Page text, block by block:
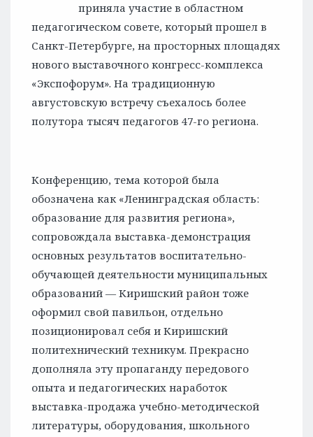
приняла участие в областном
педагогическом совете, который прошел в
Санкт-Петербурге, на просторных площадях
нового выставочного конгресс-комплекса
«Экспофорум». На традиционную
августовскую встречу съехалось более
полутора тысяч педагогов 47-го региона.
Конференцию, тема которой была
обозначена как «Ленинградская область:
образование для развития региона»,
сопровождала выставка-демонстрация
основных результатов воспитательно-
обучающей деятельности муниципальных
образований — Киришский район тоже
оформил свой павильон, отдельно
позиционировал себя и Киришский
политехнический техникум. Прекрасно
дополняла эту пропаганду передового
опыта и педагогических наработок
выставка-продажа учебно-методической
литературы, оборудования, школьного